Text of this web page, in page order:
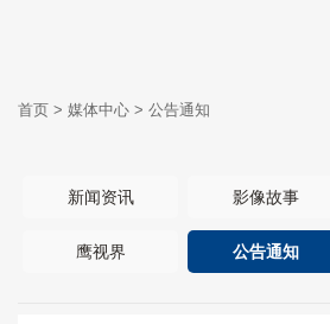
首页 > 媒体中心 > 公告通知
新闻资讯 影像故事
鹰视界 公告通知